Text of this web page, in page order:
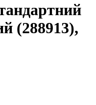
(288913),